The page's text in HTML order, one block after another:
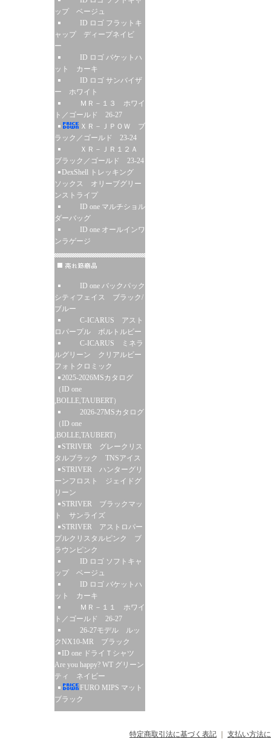
ップ ベージュ
ID ロゴ フラットキ
ャップ ディープネイビ
ー
ID ロゴ バケットハ
ット カーキ
ID ロゴ サンバイザ
ー ホワイト
ＭＲ－１３ ホワイ
ト／ゴールド 26-27
ＸＲ－ＪＰＯＷ ブ
ラック／ゴールド 23-24
ＸＲ－ＪＲ１２Ａ
ブラック／ゴールド 23-24
DexShell トレッキング
ソックス オリーブグリー
ンストライプ
ID one マルチショル
ダーバッグ
ID one オールインワ
ンラゲージ
ID one バックパック
シティフェイス ブラック/
ブルー
C-ICARUS アスト
ロパープル ボルトルビー
C-ICARUS ミネラ
ルグリーン クリアルビー
フォトクロミック
2025-2026MSカタログ
（ID one
,BOLLE,TAUBERT）
2026-27MSカタログ
（ID one
,BOLLE,TAUBERT）
STRIVER グレークリス
タルブラック TNSアイス
STRIVER ハンターグリ
ーンフロスト ジェイドグ
リーン
STRIVER ブラックマッ
ト サンライズ
STRIVER アストロパー
プルクリスタルピンク ブ
ラウンピンク
ID ロゴ ソフトキャ
ップ ベージュ
ID ロゴ バケットハ
ット カーキ
ＭＲ－１１ ホワイ
ト／ゴールド 26-27
26-27モデル ルッ
クNX10-MR ブラック
ID one ドライＴシャツ
Are you happy? WT グリーン
ティ ネイビー
FURO MIPS マット
ブラック
特定商取引法に基づく表記
支払い方法